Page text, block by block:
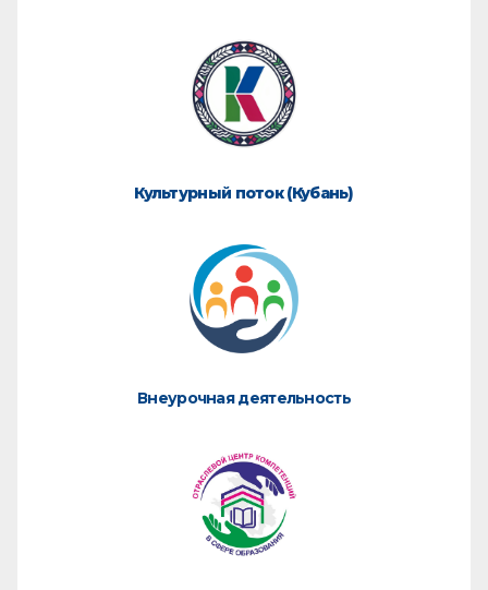
Культурный поток (Кубань)
Внеурочная деятельность